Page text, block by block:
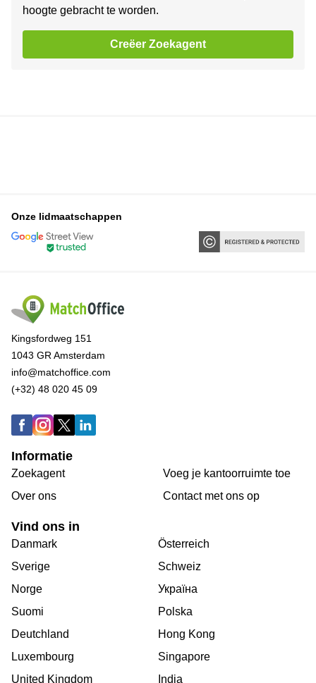
hoogte gebracht te worden.
Creëer Zoekagent
Onze lidmaatschappen
Kingsfordweg 151
1043 GR Amsterdam
info@matchoffice.com
(+32) 48 020 45 09
Informatie
Zoekagent
Over ons
Voeg je kantoorruimte toe
Сontact met ons op
Vind ons in
Danmark
Sverige
Norge
Suomi
Deutchland
Luxembourg
United Kingdom
Österreich
Schweiz
Україна
Polska
Hong Kong
Singapore
India